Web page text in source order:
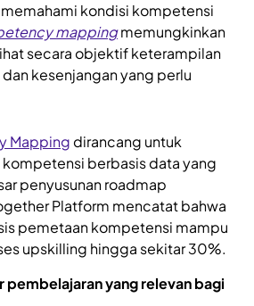
kondisi kompetensi
mappingmemungkinkan
secara objektif keterampilan
kesenjangan yang perlu
Mapping dirancang untuk
berbasis data yang
penyusunan roadmap
Platform mencatat bahwa
pemetaan kompetensi mampu
upskilling hingga sekitar 30%.
pembelajaran yang relevan bagi